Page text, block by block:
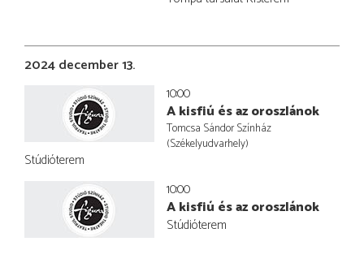
2024 december 13.
10:00
A kisfiú és az oroszlánok
Tomcsa Sándor Színház
(Székelyudvarhely)
Stúdióterem
10:00
A kisfiú és az oroszlánok
Stúdióterem